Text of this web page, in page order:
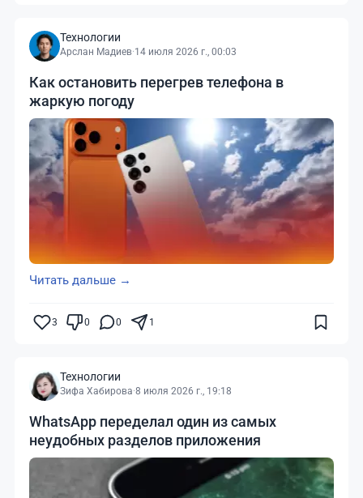
Технологии
Арслан Мадиев·14 июля 2026 г., 00:03
Как остановить перегрев телефона в
жаркую погоду
Читать дальше →
3 0 0 1
Технологии
Зифа Хабирова·8 июля 2026 г., 19:18
WhatsApp переделал один из самых
неудобных разделов приложения